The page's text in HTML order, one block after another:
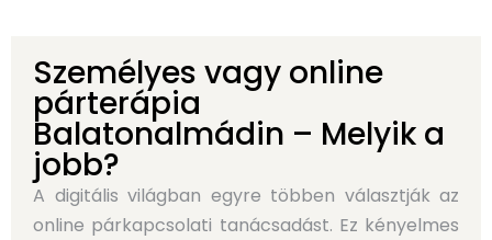
Személyes vagy online
párterápia
Balatonalmádin – Melyik a
jobb?
A digitális világban egyre többen választják az
online párkapcsolati tanácsadást. Ez kényelmes